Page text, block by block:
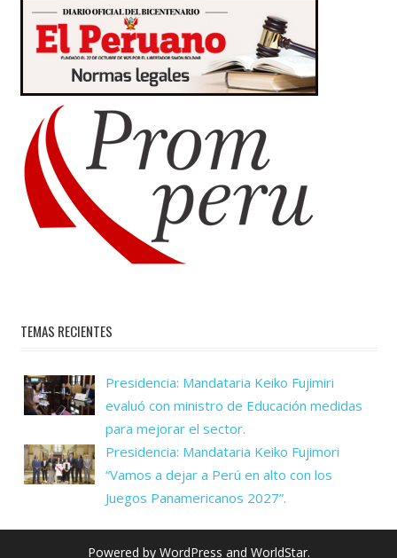
TEMAS RECIENTES
Presidencia: Mandataria Keiko Fujimiri
evaluó con ministro de Educación medidas
para mejorar el sector.
Presidencia: Mandataria Keiko Fujimori
“Vamos a dejar a Perú en alto con los
Juegos Panamericanos 2027”.
Powered by WordPress and WorldStar.